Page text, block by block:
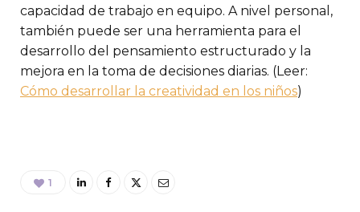
capacidad de trabajo en equipo. A nivel personal,
también puede ser una herramienta para el
desarrollo del pensamiento estructurado y la
mejora en la toma de decisiones diarias. (Leer:
Cómo desarrollar la creatividad en los niños)
1